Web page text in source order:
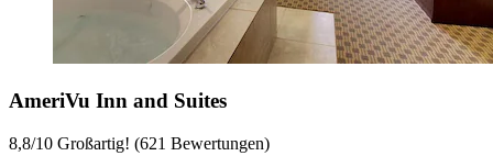
AmeriVu Inn and Suites
8,8/10 Großartig! (621 Bewertungen)